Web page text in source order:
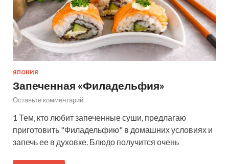
ЯПОНИЯ
Запеченная «Филадельфия»
Оставьте комментарий
1 Тем, кто любит запеченные суши, предлагаю
приготовить "Филадельфию" в домашних условиях и
запечь ее в духовке. Блюдо получится очень